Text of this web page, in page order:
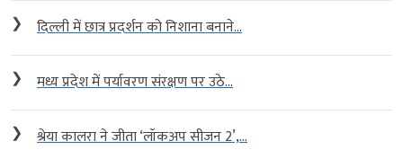
❯ दिल्ली में छात्र प्रदर्शन को निशाना बनाने...
❯ मध्य प्रदेश में पर्यावरण संरक्षण पर उठे...
❯ श्रेया कालरा ने जीता ‘लॉकअप सीजन 2’,...